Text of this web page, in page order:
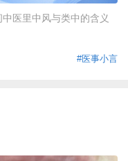
医里中风与类中的含义
#医事小言